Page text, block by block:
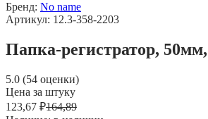
Бренд: No name
Артикул: 12.3-358-2203
Папка-регистратор,
5.0 (54 оценки)
Цена за штуку
123,67 ₽164,89